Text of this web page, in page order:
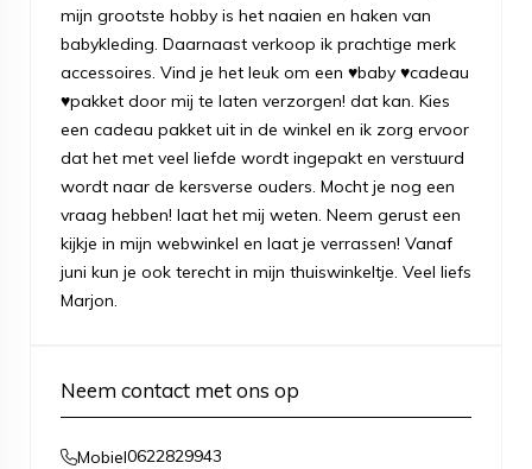
mijn grootste hobby is het naaien en haken van
babykleding. Daarnaast verkoop ik prachtige merk
accessoires. Vind je het leuk om een ♥baby ♥cadeau
♥pakket door mij te laten verzorgen! dat kan. Kies
een cadeau pakket uit in de winkel en ik zorg ervoor
dat het met veel liefde wordt ingepakt en verstuurd
wordt naar de kersverse ouders. Mocht je nog een
vraag hebben! laat het mij weten. Neem gerust een
kijkje in mijn webwinkel en laat je verrassen! Vanaf
juni kun je ook terecht in mijn thuiswinkeltje. Veel liefs
Marjon.
Neem contact met ons op
Mobiel0622829943